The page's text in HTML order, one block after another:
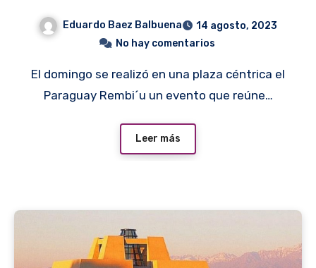
Eduardo Baez Balbuena
14 agosto, 2023
No hay comentarios
El domingo se realizó en una plaza céntrica el
Paraguay Rembi´u un evento que reúne…
Leer más